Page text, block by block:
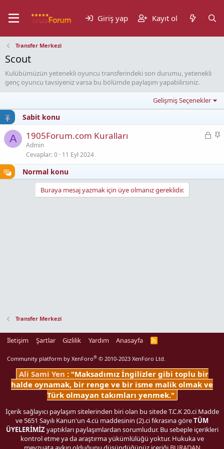
Giriş yap Kayıt ol
Transfer Merkezi
Scout
Kulübümüzün yetenekli oyuncu transferindeki son durumu, yetenekli
genç oyuncu tavsiyeniz varsa bu bölümde paylaşım yapabilirsiniz.
Gelişmiş Seçenekler
Sabit konu
A
K
t
S
t
1905Forum.com Kuralları
Admin
Cevaplar 0 11 Eyl 2024
Normal konu
Buraya mesaj yazmak için üye olmanız gereklidir.
Transfer Merkezi
İletişim Şartlar Gizlilik Yardım Anasayfa
R
Community platform by XenForo® © 2010-2023 XenForo Ltd.
Ali Sami Yen : "Maksadımız İngilizler gibi toplu bir
halde oynamak, bir renge ve bir isme malik olmak ve
Türk olmayan takımları yenmek."
İçerik sağlayıcı paylaşım sitelerinden biri olan bu sitede T.C.K 20.ci Madde
ve 5651 Sayılı Kanun'un 4.cü maddesinin (2).ci fıkrasına göreTÜM
ÜYELERİMİZyaptıkları paylaşımlardan sorumludur. Bu sebeple içerikleri
kontrol etme ya da araştırma yükümlülüğü yoktur. Hukuka ve